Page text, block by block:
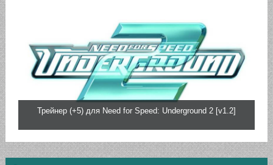
Трейнер (+5) для Need for Speed: Underground 2 [v1.2]